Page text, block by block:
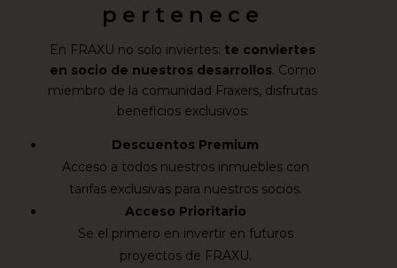
pertenece
En FRAXU no solo inviertes: te conviertes
en socio de nuestros desarrollos. Como
miembro de la comunidad Fraxers, disfrutas
beneficios exclusivos:
Descuentos Premium
Acceso a todos nuestros inmuebles con
tarifas exclusivas para nuestros socios.
Acceso Prioritario
Se el primero en invertir en futuros
proyectos de FRAXU.